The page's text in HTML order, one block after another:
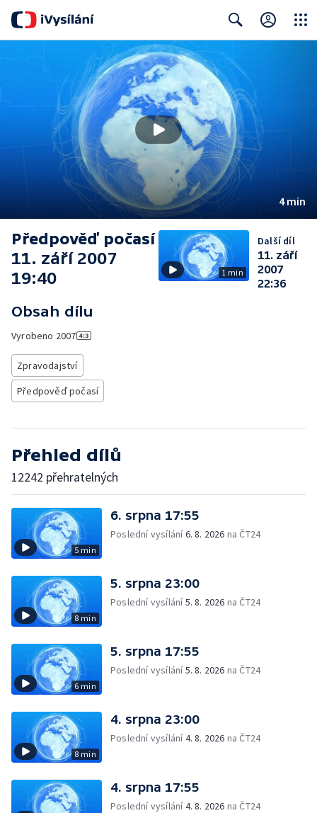
4 min
Předpověď počasí
11. září 2007
19:40
Obsah dílu
Vyrobeno 2007
Zpravodajství
Předpověď počasí
1 min
Další díl
11. září
2007
22:36
Přehled dílů
12242 přehratelných
5 min
6. srpna 17:55
Poslední vysílání6. 8. 2026 na ČT24
8 min
5. srpna 23:00
Poslední vysílání5. 8. 2026 na ČT24
6 min
5. srpna 17:55
Poslední vysílání5. 8. 2026 na ČT24
8 min
4. srpna 23:00
Poslední vysílání4. 8. 2026 na ČT24
4. srpna 17:55
Poslední vysílání4. 8. 2026 na ČT24